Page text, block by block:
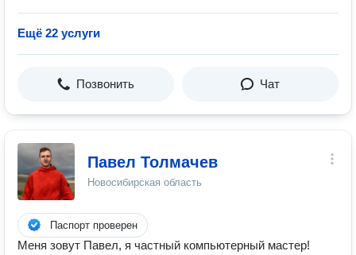
Ещё 22 услуги
Позвонить Чат
Павел Толмачев
Новосибирская область
Паспорт проверен
Меня зовут Павел, я частный компьютерный мастер!